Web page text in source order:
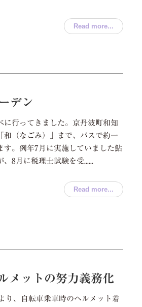
Read more...
デン
に行ってきました。京丹波町和知
和（なごみ）」まで、バスで約一
す。例年7月に実施していました鮎
8月に税理士試験を受......
Read more...
メットの努力義務化
り、自転車乗車時のヘルメット着